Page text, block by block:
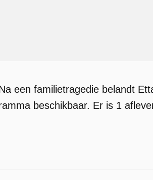
een familietragedie belandt
beschikbaar. Er is 1